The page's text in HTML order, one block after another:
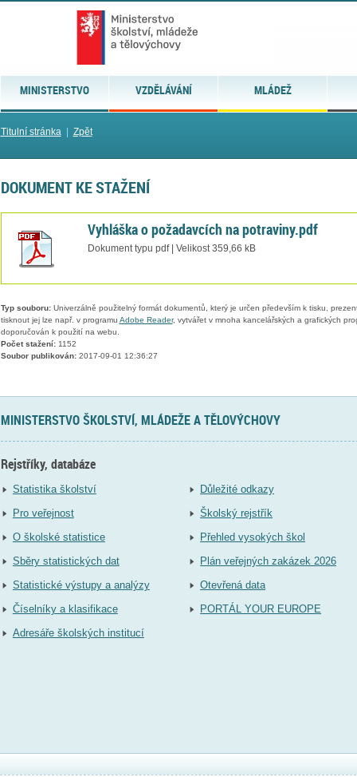
MINISTERSTVO VZDĚLÁVÁNÍ MLÁDEŽ
Titulní stránka| Zpět
DOKUMENT KE STAŽENÍ
Vyhláška o požadavcích na potraviny.pdf
Dokument typu pdf | Velikost 359,66 kB
Typ souboru:Univerzálně použitelný formát dokumentů, který je určen především k tisku,
tisknout jej lze např. v programu Adobe Reader, vytvářet v mnoha kancelářských a grafických
doporučován k použití na webu.
Počet stažení:1152
Soubor publikován:2017-09-01 12:36:27
MINISTERSTVO ŠKOLSTVÍ, MLÁDEŽE A TĚLOVÝCHOVY
Rejstříky, databáze
Statistika školství
Pro veřejnost
O školské statistice
Sběry statistických dat
Statistické výstupy a analýzy
Číselníky a klasifikace
Adresáře školských institucí
Důležité odkazy
Školský rejstřík
Přehled vysokých škol
Plán veřejných zakázek 2026
Otevřená data
PORTÁL YOUR EUROPE